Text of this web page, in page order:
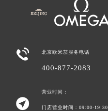
 北京欧米茄服务电话
400-877-2083

营业时间：
门店营业时间：09:00-19:30